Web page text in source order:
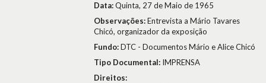
Data:Quinta, 27 de Maio de 1965
Observações:Entrevista a Mário Tavares
Chicó, organizador da exposição
Fundo:DTC - Documentos Mário e Alice Chicó
Tipo Documental: IMPRENSA
Direitos: